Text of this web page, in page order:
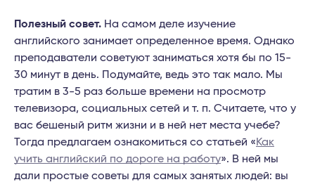
Полезный совет. На самом деле изучение
английского занимает определенное время. Однако
преподаватели советуют заниматься хотя бы по 15-
30 минут в день. Подумайте, ведь это так мало. Мы
тратим в 3-5 раз больше времени на просмотр
телевизора, социальных сетей и т. п. Считаете, что у
вас бешеный ритм жизни и в ней нет места учебе?
Тогда предлагаем ознакомиться со статьей «Как
учить английский по дороге на работу». В ней мы
дали простые советы для самых занятых людей: вы